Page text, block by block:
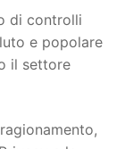
di controlli
e popolare
il settore